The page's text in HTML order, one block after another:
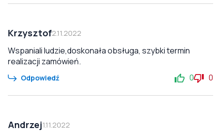
Krzysztof2.11.2022
Wspaniali ludzie,doskonała obsługa, szybki termin
realizacji zamówień.
Odpowiedź 0 0
Andrzej1.11.2022